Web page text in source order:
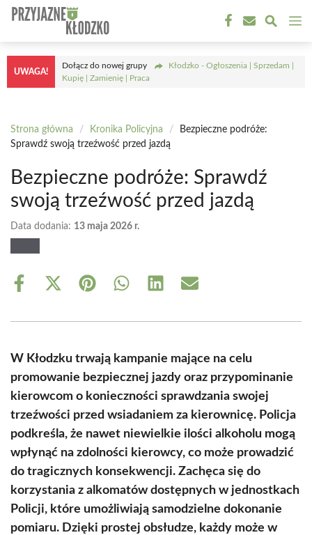
Przejdź
treści
UWAGA!
Dołącz do nowej grupy
Kłodzko - Ogłoszenia | Sprzedam |
Kupię | Zamienię | Praca
Strona główna / Kronika Policyjna /
Bezpieczne podróże:
Sprawdź swoją trzeźwość przed jazdą
Bezpieczne podróże: Sprawdź
swoją trzeźwość przed jazdą
Data dodania: 13 maja 2026 r.
Share
Share
(Twitter)
Share Share Share Share
W Kłodzku trwają kampanie mające na celu
promowanie bezpiecznej jazdy oraz przypominanie
kierowcom o konieczności sprawdzania swojej
trzeźwości przed wsiadaniem za kierownicę. Policja
podkreśla, że nawet niewielkie ilości alkoholu mogą
wpłynąć na zdolności kierowcy, co może prowadzić
do tragicznych konsekwencji. Zachęca się do
korzystania z alkomatów dostępnych w jednostkach
Policji, które umożliwiają samodzielne dokonanie
pomiaru. Dzięki prostej obsłudze, każdy może w